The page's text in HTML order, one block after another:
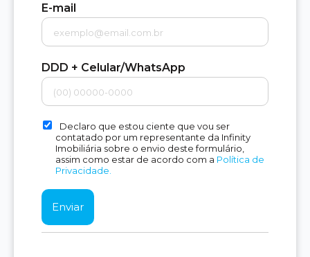
E-mail
DDD + Celular/WhatsApp
Declaro que estou ciente que vou ser
contatado por um representante da Infinity
Imobiliária sobre o envio deste formulário,
assim como estar de acordo com a Política de
Privacidade.